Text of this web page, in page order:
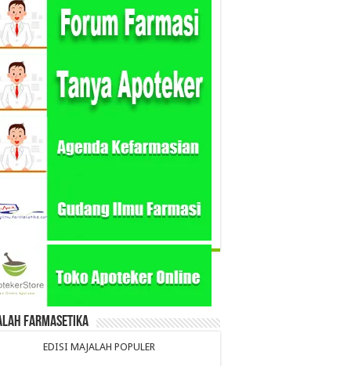
Farmasetika
EDISI MAJALAH POPULER